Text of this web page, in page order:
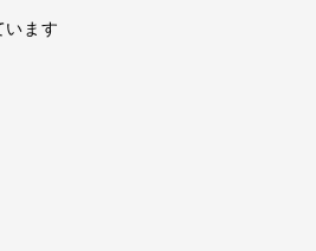
います